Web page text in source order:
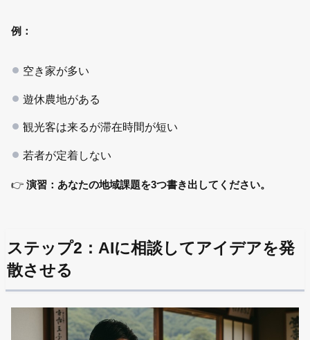
例：
空き家が多い
遊休農地がある
観光客は来るが滞在時間が短い
若者が定着しない
👉演習：あなたの地域課題を3つ書き出してください。
ステップ2：AIに相談してアイデアを発
散させる